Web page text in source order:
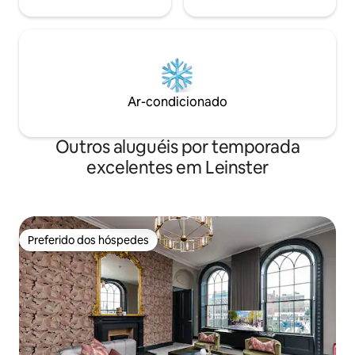
Ar-condicionado
Outros aluguéis por temporada
excelentes em Leinster
Preferido dos hóspedes
Preferido dos hóspedes